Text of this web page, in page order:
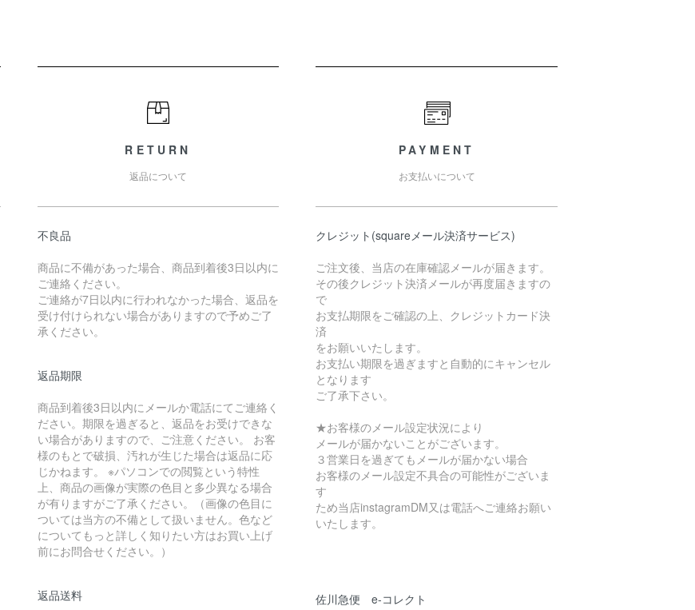
RETURN
返品について
不良品
商品に不備があった場合、商品到着後3日以内に
ご連絡ください。
ご連絡が7日以内に行われなかった場合、返品を
受け付けられない場合がありますので予めご了
承ください。
返品期限
商品到着後3日以内にメールか電話にてご連絡く
ださい。期限を過ぎると、返品をお受けできな
い場合がありますので、ご注意ください。 お客
様のもとで破損、汚れが生じた場合は返品に応
じかねます。 ※パソコンでの閲覧という特性
上、商品の画像が実際の色目と多少異なる場合
が有りますがご了承ください。（画像の色目に
ついては当方の不備として扱いません。色など
についてもっと詳しく知りたい方はお買い上げ
前にお問合せください。）
返品送料
PAYMENT
お支払いについて
クレジット(squareメール決済サービス)
ご注文後、当店の在庫確認メールが届きます。
その後クレジット決済メールが再度届きますの
で
お支払期限をご確認の上、クレジットカード決
済
をお願いいたします。
お支払い期限を過ぎますと自動的にキャンセル
となります
ご了承下さい。
★お客様のメール設定状況により
メールが届かないことがございます。
３営業日を過ぎてもメールが届かない場合
お客様のメール設定不具合の可能性がございま
す
ため当店instagramDM又は電話へご連絡お願い
いたします。
佐川急便 e-コレクト